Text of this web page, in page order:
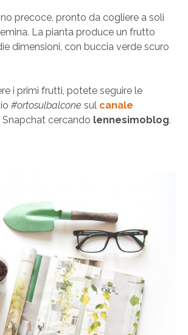
precoce, pronto da cogliere a soli
La pianta produce un frutto
dimensioni, con buccia verde scuro
i primi frutti, potete seguire le
#ortosulbalcone sul canale
Snapchat cercando lennesimoblog.